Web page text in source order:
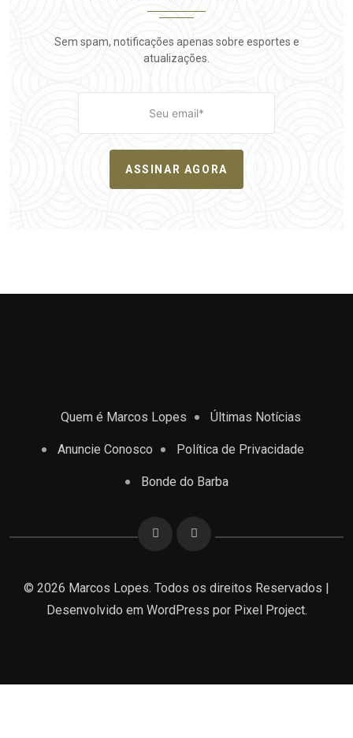
Sem spam, notificações apenas sobre esportes e
atualizações.
ASSINAR AGORA
Quem é Marcos Lopes Últimas Notícias
Anuncie Conosco Política de Privacidade
Bonde do Barba
© 2026 Marcos Lopes. Todos os direitos Reservados |
Desenvolvido em WordPress por Pixel Project.